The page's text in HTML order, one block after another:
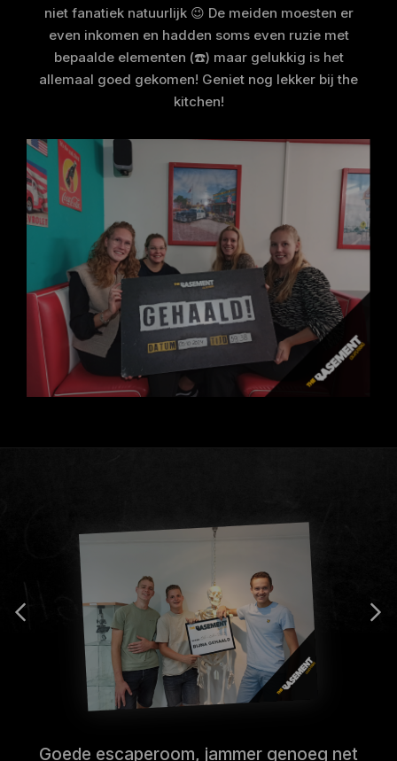
niet fanatiek natuurlijk 😉 De meiden moesten er
even inkomen en hadden soms even ruzie met
bepaalde elementen (☎️) maar gelukkig is het
allemaal goed gekomen! Geniet nog lekker bij the
kitchen!
Goede escaperoom, jammer genoeg net